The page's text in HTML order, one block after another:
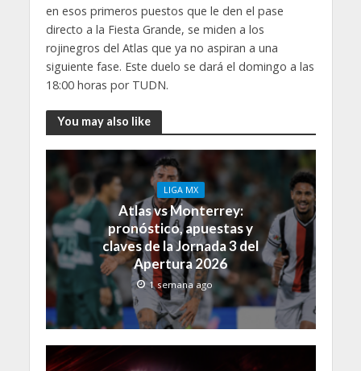
en esos primeros puestos que le den el pase
directo a la Fiesta Grande, se miden a los
rojinegros del Atlas que ya no aspiran a una
siguiente fase. Este duelo se dará el domingo a las
18:00 horas por TUDN.
You may also like
LIGA MX
Atlas vs Monterrey:
pronóstico, apuestas y
claves de la Jornada 3 del
Apertura 2026
1 semana ago